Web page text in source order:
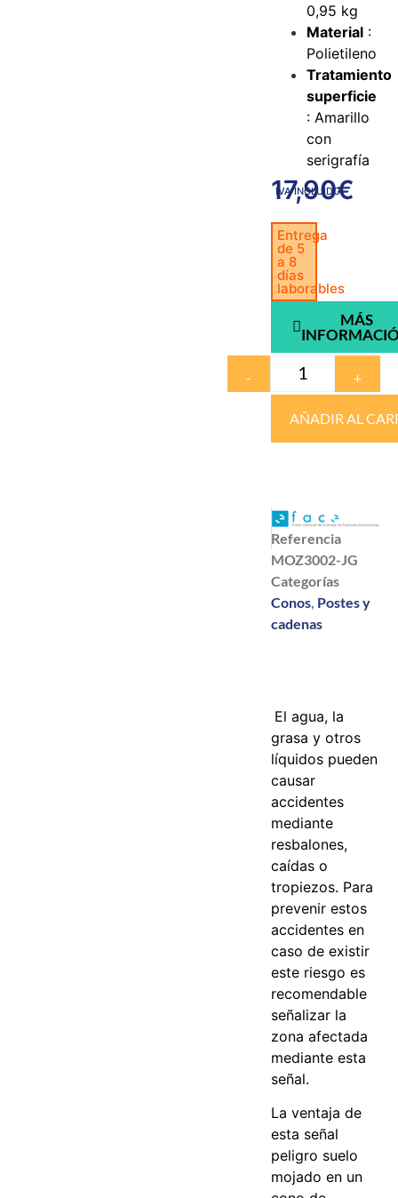
0,95 kg
Material :
Polietileno
Tratamiento
superficie
: Amarillo
con
serigrafía
17,90€
IVA INCLUIDO
Entrega
de 5
a 8
días
laborables
MÁS
- +
AÑADIR AL
Referencia
MOZ3002-JG
Categorías
Conos Postes y
cadenas
El agua, la
grasa y otros
líquidos pueden
causar
accidentes
mediante
resbalones,
caídas o
tropiezos. Para
prevenir estos
accidentes en
caso de existir
este riesgo es
recomendable
señalizar la
zona afectada
mediante esta
señal.
La ventaja de
esta señal
peligro suelo
mojado en un